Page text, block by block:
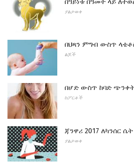
ያልታወቀ
በህጻን ምግብ ውስጥ
ልጆች
በሆድ ውስጥ ከባድ
ስፖርቶች
ጃንዋሪ 2017 ለካንሰር
ያልታወቀ